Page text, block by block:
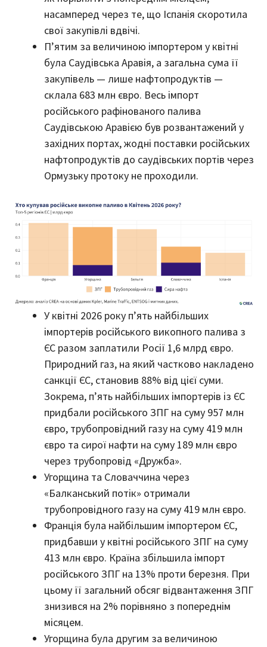
насамперед через те, що Іспанія скоротила
свої закупівлі вдвічі.
П’ятим за величиною імпортером у квітні
була Саудівська Аравія, а загальна сума її
закупівель — лише нафтопродуктів —
склала 683 млн євро. Весь імпорт
російського рафінованого палива
Саудівською Аравією був розвантажений у
західних портах, жодні поставки російських
нафтопродуктів до саудівських портів через
Ормузьку протоку не проходили.
У квітні 2026 року п’ять найбільших
імпортерів російського викопного палива з
ЄС разом заплатили Росії 1,6 млрд євро.
Природний газ, на який частково накладено
санкції ЄС, становив 88% від цієї суми.
Зокрема, п’ять найбільших імпортерів із ЄС
придбали російського ЗПГ на суму 957 млн ​​
євро, трубопровідний газу на суму 419 млн
євро та сирої нафти на суму 189 млн євро
через трубопровід «Дружба».
Угорщина та Словаччина через
«Балканський потік» отримали
трубопровідного газу на суму 419 млн євро.
Франція була найбільшим імпортером ЄС,
придбавши у квітні російського ЗПГ на суму
413 млн євро. Країна збільшила імпорт
російського ЗПГ на 13% проти березня. При
цьому її загальний обсяг відвантаження ЗПГ
знизився на 2% порівняно з попереднім
місяцем.
Угорщина була другим за величиною